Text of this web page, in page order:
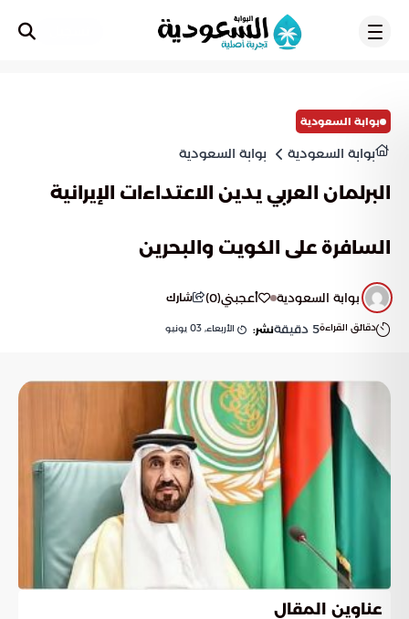
بوابة السعودية
بوابة السعودية بوابة السعودية
البرلمان العربي يدين الاعتداءات الإيرانية
السافرة على الكويت والبحرين
بوابة السعودية أعجبني(
0
) شارك
دقائق القراءة5 دقيقةنشر: الأربعاء, 03 يونيو
عناوين المقال